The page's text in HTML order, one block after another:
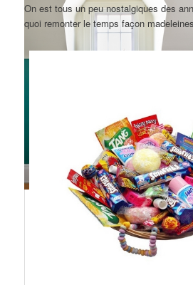
On est tous un peu nostalgiques des
quoi remonter le temps façon